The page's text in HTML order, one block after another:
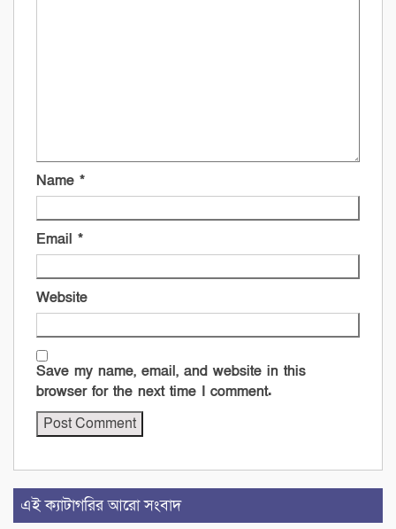
Name *
Email *
Website
Save my name, email, and website in this
browser for the next time I comment.
এই ক্যাটাগরির আরো সংবাদ